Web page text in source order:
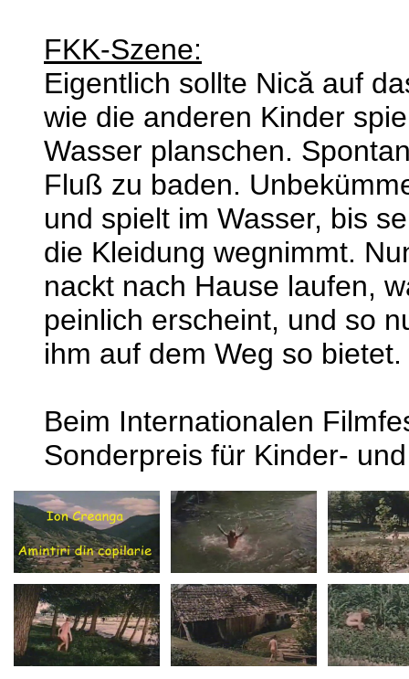
FKK-Szene:
Eigentlich sollte Nică auf
wie die anderen Kinder
Wasser planschen.
Fluß zu baden.
und spielt im Wasser, bis
die Kleidung wegnimmt.
nackt nach Hause laufen,
peinlich erscheint, und so
ihm auf dem Weg so bietet.
Beim Internationalen
Sonderpreis für Kinder-